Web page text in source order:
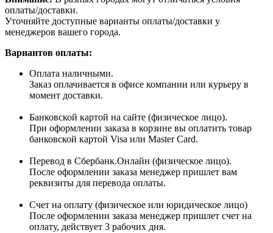
оплаты/доставки.
Уточняйте доступные варианты оплаты/доставки у
менеджеров вашего города.
Вариантов оплаты:
Оплата наличными.
Заказ оплачивается в офисе компании или курьеру в
момент доставки.
Банковской картой на сайте (физическое лицо).
При оформлении заказа в корзине вы оплатить товар
банковской картой Visa или Master Card.
Перевод в Сбербанк.Онлайн (физическое лицо).
После оформлении заказа менеджер пришлет вам
реквизиты для перевода оплаты.
Счет на оплату (физическое или юридическое лицо)
После оформлении заказа менеджер пришлет счет на
оплату, действует 3 рабочих дня.